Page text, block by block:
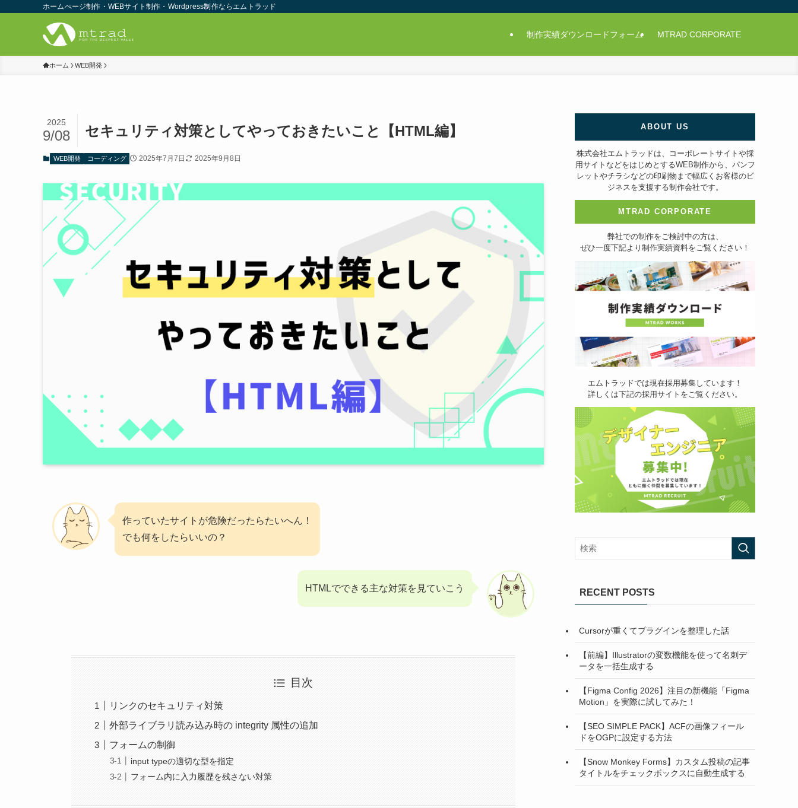
ホームぺージ制作・WEBサイト制作・Wordpress制作ならエムトラッド
制作実績ダウンロードフォーム MTRAD CORPORATE
ホーム WEB開発
セキュリティ対策としてやっておきたいこと【HTML編】
2025
9/08
WEB開発 コーディング 2025年7月7日 2025年9月8日
作っていたサイトが危険だったらたいへん！
でも何をしたらいいの？
HTMLでできる主な対策を見ていこう
目次
リンクのセキュリティ対策
外部ライブラリ読み込み時の integrity 属性の追加
フォームの制御
input typeの適切な型を指定
フォーム内に入力履歴を残さない対策
ABOUT US
株式会社エムトラッドは、コーポレートサイトや採
用サイトなどをはじめとするWEB制作から、パンフ
レットやチラシなどの印刷物まで幅広くお客様のビ
ジネスを支援する制作会社です。
MTRAD CORPORATE
弊社での制作をご検討中の方は、
ぜひ一度下記より制作実績資料をご覧ください！
エムトラッドでは現在採用募集しています！
詳しくは下記の採用サイトをご覧ください。
RECENT POSTS
Cursorが重くてプラグインを整理した話
【前編】Illustratorの変数機能を使って名刺デ
ータを一括生成する
【Figma Config 2026】注目の新機能「Figma
Motion」を実際に試してみた！
【SEO SIMPLE PACK】ACFの画像フィール
ドをOGPに設定する方法
【Snow Monkey Forms】カスタム投稿の記事
タイトルをチェックボックスに自動生成する